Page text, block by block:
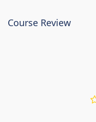
Course Review